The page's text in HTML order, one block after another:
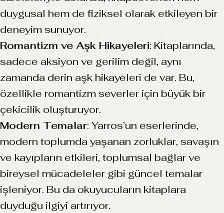
duygusal hem de fiziksel olarak etkileyen bir
deneyim sunuyor.
Romantizm ve Aşk Hikayeleri: Kitaplarında,
sadece aksiyon ve gerilim değil, aynı
zamanda derin aşk hikayeleri de var. Bu,
özellikle romantizm severler için büyük bir
çekicilik oluşturuyor.
Modern Temalar: Yarros’un eserlerinde,
modern toplumda yaşanan zorluklar, savaşın
ve kayıpların etkileri, toplumsal bağlar ve
bireysel mücadeleler gibi güncel temalar
işleniyor. Bu da okuyucuların kitaplara
duyduğu ilgiyi artırıyor.